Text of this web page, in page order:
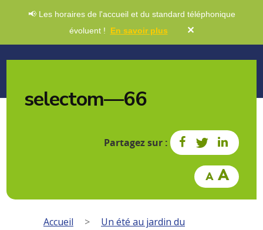
📢 Les horaires de l'accueil et du standard téléphonique
évoluent ! En savoir plus ✕
selectom—66
Partagez sur :
Accueil >
Un été au jardin du